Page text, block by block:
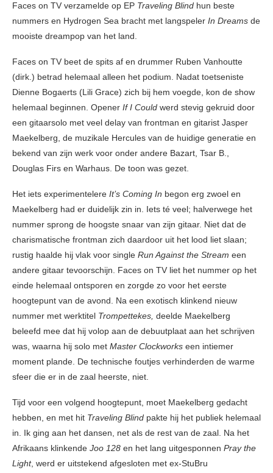
Faces on TV verzamelde op EP Traveling Blind hun beste
nummers en Hydrogen Sea bracht met langspeler In Dreams de
mooiste dreampop van het land.
Faces on TV beet de spits af en drummer Ruben Vanhoutte
(dirk.) betrad helemaal alleen het podium. Nadat toetseniste
Dienne Bogaerts (Lili Grace) zich bij hem voegde, kon de show
helemaal beginnen. Opener If I Could werd stevig gekruid door
een gitaarsolo met veel delay van frontman en gitarist Jasper
Maekelberg, de muzikale Hercules van de huidige generatie en
bekend van zijn werk voor onder andere Bazart, Tsar B.,
Douglas Firs en Warhaus. De toon was gezet.
Het iets experimentelere It’s Coming In begon erg zwoel en
Maekelberg had er duidelijk zin in. Iets té veel; halverwege het
nummer sprong de hoogste snaar van zijn gitaar. Niet dat de
charismatische frontman zich daardoor uit het lood liet slaan;
rustig haalde hij vlak voor single Run Against the Stream een
andere gitaar tevoorschijn. Faces on TV liet het nummer op het
einde helemaal ontsporen en zorgde zo voor het eerste
hoogtepunt van de avond. Na een exotisch klinkend nieuw
nummer met werktitel Trompettekes, deelde Maekelberg
beleefd mee dat hij volop aan de debuutplaat aan het schrijven
was, waarna hij solo met Master Clockworks een intiemer
moment plande. De technische foutjes verhinderden de warme
sfeer die er in de zaal heerste, niet.
Tijd voor een volgend hoogtepunt, moet Maekelberg gedacht
hebben, en met hit Traveling Blind pakte hij het publiek helemaal
in. Ik ging aan het dansen, net als de rest van de zaal. Na het
Afrikaans klinkende Joo 128 en het lang uitgesponnen Pray the
Light, werd er uitstekend afgesloten met ex-StuBru